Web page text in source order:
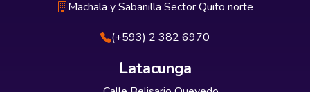
Machala y Sabanilla Sector Quito norte
(+593) 2 382 6970
Latacunga